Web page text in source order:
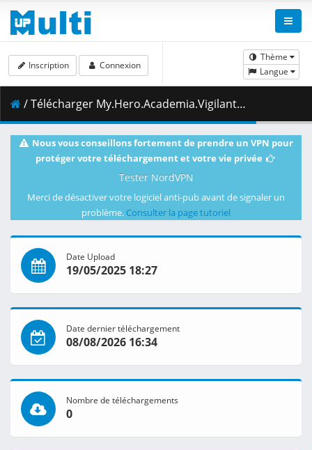
Thème
Langue
Inscription Connexion
/ Télécharger My.Hero.Academia.Vigilantes.S01E07.Makoto-Truth.1080p.CR.WEB-DL.MULTi.AAC2.0.H.264-VARYG.mkv.001 ( 387.55 MB )
Nous vous conseillons fortement de prendre un VPN pour
protéger votre téléchargement et votre vie privée
Tester NordVPN
Merci de désactiver votre logiciel anti-pub avant de signaler un
problème. Consulter la page tutoriel
Date Upload
19/05/2025 18:27
Date dernier téléchargement
08/08/2026 16:34
Nombre de téléchargements
0